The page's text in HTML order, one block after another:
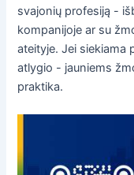
svajonių profesiją -
kompanijoje ar su
ateityje. Jei siekiama
atlygio - jauniems
praktika.